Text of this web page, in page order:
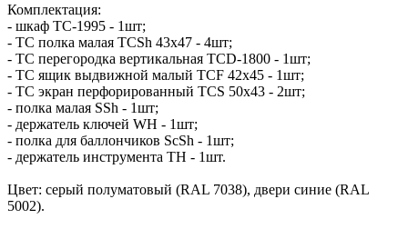
Комплектация:
- шкаф TC-1995 - 1шт;
- TC полка малая TCSh 43х47 - 4шт;
- TC перегородка вертикальная TCD-1800 - 1шт;
- TC ящик выдвижной малый TCF 42x45 - 1шт;
- TC экран перфорированный TCS 50x43 - 2шт;
- полка малая SSh - 1шт;
- держатель ключей WH - 1шт;
- полка для баллончиков ScSh - 1шт;
- держатель инструмента TH - 1шт.
Цвет: серый полуматовый (RAL 7038), двери синие (RAL
5002).